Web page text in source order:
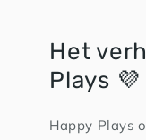
Het
Plays 💜
Happy Plays